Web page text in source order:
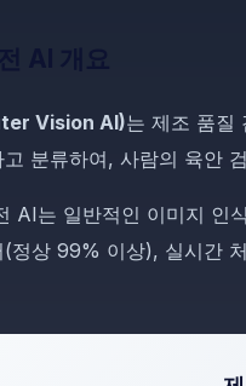
Vision AI)는 제조 품질
분류하여, 사람의 육안
AI는 일반적인 이미지 인
(정상 99% 이상), 실시간